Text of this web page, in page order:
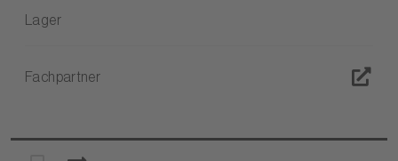
Lager
Fachpartner